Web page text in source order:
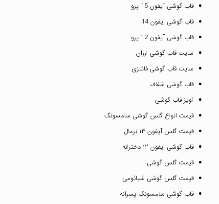
قاب گوشی آیفون 15 پرو
قاب گوشی ایفون 14
قاب گوشی آیفون 12 پرو
سایت قاب گوشی ارزان
سایت قاب گوشی فانتزی
قاب گوشی شفاف
آویز قاب گوشی
قیمت انواع گلس گوشی سامسونگ
قیمت گلس آیفون ۱۳ نرمال
قاب گوشی ایفون ۱۲ دخترانه
قیمت گلس گوشی
قیمت گلس گوشی شیائومی
قاب گوشی سامسونگ پسرانه